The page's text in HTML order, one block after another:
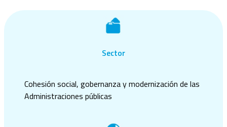
Sector
Cohesión social, gobernanza y modernización de las
Administraciones públicas